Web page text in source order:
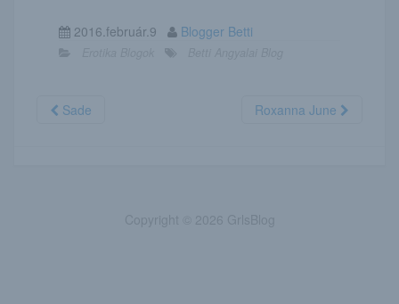
2016.február.9 Blogger Betti
Sade Roxanna June